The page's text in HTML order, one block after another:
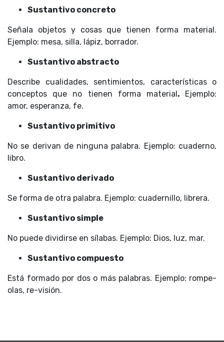
Sustantivo concreto
Señala objetos y cosas que tienen forma material.
Ejemplo: mesa, silla, lápiz, borrador.
Sustantivo abstracto
Describe cualidades, sentimientos, características o
conceptos que no tienen forma material. Ejemplo:
amor, esperanza, fe.
Sustantivo primitivo
No se derivan de ninguna palabra. Ejemplo: cuaderno,
libro.
Sustantivo derivado
Se forma de otra palabra. Ejemplo: cuadernillo, librera.
Sustantivo simple
No puede dividirse en sílabas. Ejemplo: Dios, luz, mar.
Sustantivo compuesto
Está formado por dos o más palabras. Ejemplo: rompe-
olas, re-visión.